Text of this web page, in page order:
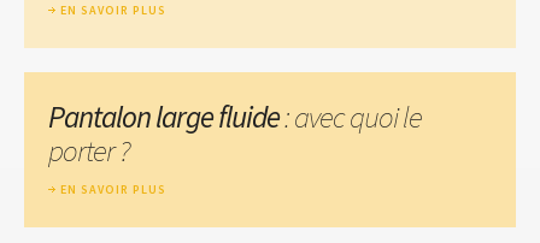
EN SAVOIR PLUS
Pantalon large fluide: avec quoi le
porter ?
EN SAVOIR PLUS